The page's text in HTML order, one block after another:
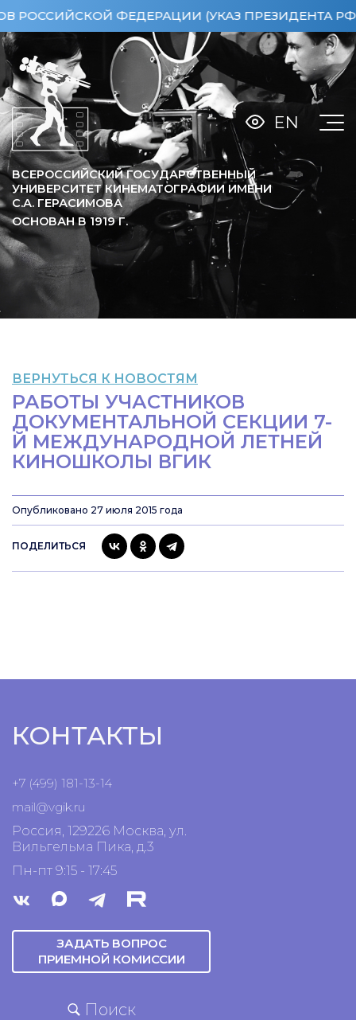
ФЕДЕРАЦИИ (УКАЗ ПРЕЗИДЕНТА РФ ОТ
ВСЕРОССИЙСКИЙ ГОСУДАРСТВЕННЫЙ
УНИВЕРСИТЕТ КИНЕМАТОГРАФИИ ИМЕНИ
С.А. ГЕРАСИМОВА
ОСНОВАН В 1919Г.
EN
ВЕРНУТЬСЯ К НОВОСТЯМ
РАБОТЫ УЧАСТНИКОВ
ДОКУМЕНТАЛЬНОЙ СЕКЦИИ 7-
Й МЕЖДУНАРОДНОЙ ЛЕТНЕЙ
КИНОШКОЛЫ ВГИК
Опубликовано 27 июля 2015 года
ПОДЕЛИТЬСЯ
КОНТАКТЫ
+7 (499) 181-13-14
mail@vgik.ru
Россия, 129226 Москва, ул.
Вильгельма Пика, д.3
Пн-пт 9:15 - 17:45
ЗАДАТЬ ВОПРОС
ПРИЕМНОЙ КОМИССИИ
Поиск